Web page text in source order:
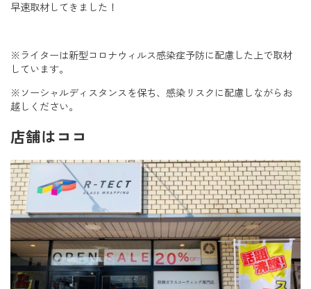
早速取材してきました！
※ライターは新型コロナウィルス感染症予防に配慮した上で取材
しています。
※ソーシャルディスタンスを保ち、感染リスクに配慮しながらお
越しください。
店舗はココ